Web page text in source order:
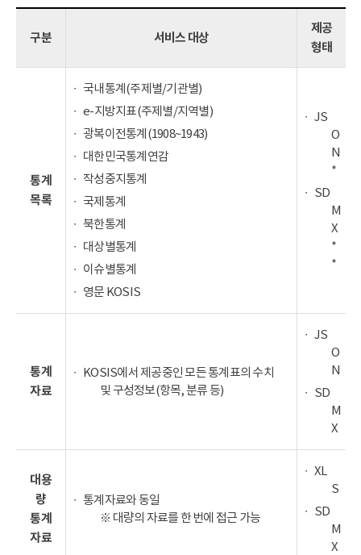
구분 서비스 대상
제공
형태
통계
목록
국내통계(주제별/기관별)
e-지방지표(주제별/지역별)
광복이전통계(1908~1943)
대한민국통계연감
작성중지통계
국제통계
북한통계
대상별통계
이슈별통계
영문 KOSIS
JS
O
N
*
SD
M
X
*
*
통계
자료
KOSIS에서 제공중인 모든 통계표의 수치
및 구성정보(항목, 분류 등)
JS
O
N
SD
M
X
대용
량
통계
자료
통계자료와 동일
※ 대량의 자료를 한 번에 접근 가능
XL
S
SD
M
X